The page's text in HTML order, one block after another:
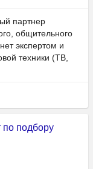
партнер
общительного
экспертом и
техники (ТВ,
по подбору